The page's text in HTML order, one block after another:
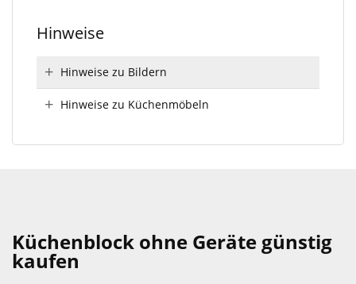
Hinweise
Hinweise zu Bildern
Hinweise zu Küchenmöbeln
Küchenblock ohne Geräte günstig
kaufen